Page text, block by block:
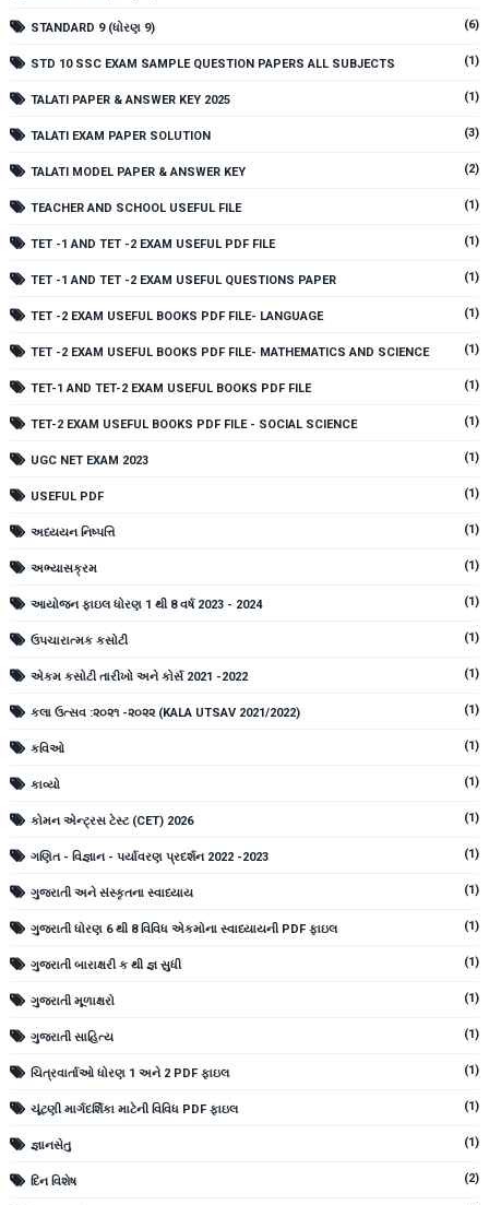
STANDARD 9 (ધોરણ 9) (6)
STD 10 SSC EXAM SAMPLE QUESTION PAPERS ALL SUBJECTS (1)
TALATI PAPER & ANSWER KEY 2025 (1)
TALATI EXAM PAPER SOLUTION (3)
TALATI MODEL PAPER & ANSWER KEY (2)
TEACHER AND SCHOOL USEFUL FILE (1)
TET -1 AND TET -2 EXAM USEFUL PDF FILE (1)
TET -1 AND TET -2 EXAM USEFUL QUESTIONS PAPER (1)
TET -2 EXAM USEFUL BOOKS PDF FILE- LANGUAGE (1)
TET -2 EXAM USEFUL BOOKS PDF FILE- MATHEMATICS AND SCIENCE (1)
TET-1 AND TET-2 EXAM USEFUL BOOKS PDF FILE (1)
TET-2 EXAM USEFUL BOOKS PDF FILE - SOCIAL SCIENCE (1)
UGC NET EXAM 2023 (1)
USEFUL PDF (1)
અધ્યયન નિષ્પત્તિ (1)
અભ્યાસક્રમ (1)
આયોજન ફાઇલ ધોરણ 1 થી 8 વર્ષ 2023 - 2024 (1)
ઉપચારાત્મક કસોટી (1)
એકમ કસોટી તારીખો અને કોર્સ 2021 -2022 (1)
કલા ઉત્સવ :૨૦૨૧ -૨૦૨૨ (KALA UTSAV 2021/2022) (1)
કવિઓ (1)
કાવ્યો (1)
કોમન એન્ટ્રસ ટેસ્ટ (CET) 2026 (1)
ગણિત - વિજ્ઞાન - પર્યાવરણ પ્રદર્શન 2022 -2023 (1)
ગુજરાતી અને સંસ્કૃતના સ્વાધ્યાય (1)
ગુજરાતી ધોરણ 6 થી 8 વિવિધ એકમોના સ્વાધ્યાયની PDF ફાઇલ (1)
ગુજરાતી બારાક્ષરી ક થી જ્ઞ સુધી (1)
ગુજરાતી મૂળાક્ષરો (1)
ગુજરાતી સાહિત્ય (1)
ચિત્રવાર્તાઓ ધોરણ 1 અને 2 PDF ફાઇલ (1)
ચૂંટણી માર્ગદર્શિકા માટેની વિવિધ PDF ફાઇલ (1)
જ્ઞાનસેતુ (1)
દિન વિશેષ (2)